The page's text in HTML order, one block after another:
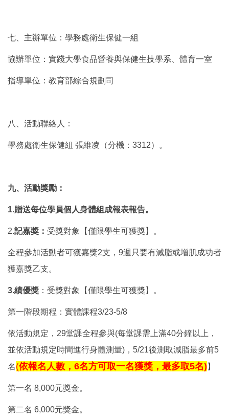
七、主辦單位：學務處衛生保健一組
協辦單位：實踐大學食品營養與保健生技學系、體育一室
指導單位：教育部綜合規劃司
八、活動聯絡人：
學務處衛生保健組 張維凌（分機：3312）。
九、活動獎勵：
1.贈送每位學員個人身體組成報表報告。
2.記嘉獎： 受獎對象【僅限學生可獲獎】。
全程參加活動者可獲嘉獎2支，9週只要有減脂或增肌成功者
獲嘉獎乙支。
3.績優獎 ：受獎對象【僅限學生可獲獎】。
第一階段期程：實體課程3/23-5/8
依活動規定，29堂課全程參與(每堂課需上滿40分鐘以上，
並依活動規定時間進行身體測量)，5/21後測取減脂最多前5
名(依報名人數，6名方可取一名獲獎，最多取5名) 】
第一名 8,000元獎金。
第二名 6,000元獎金。